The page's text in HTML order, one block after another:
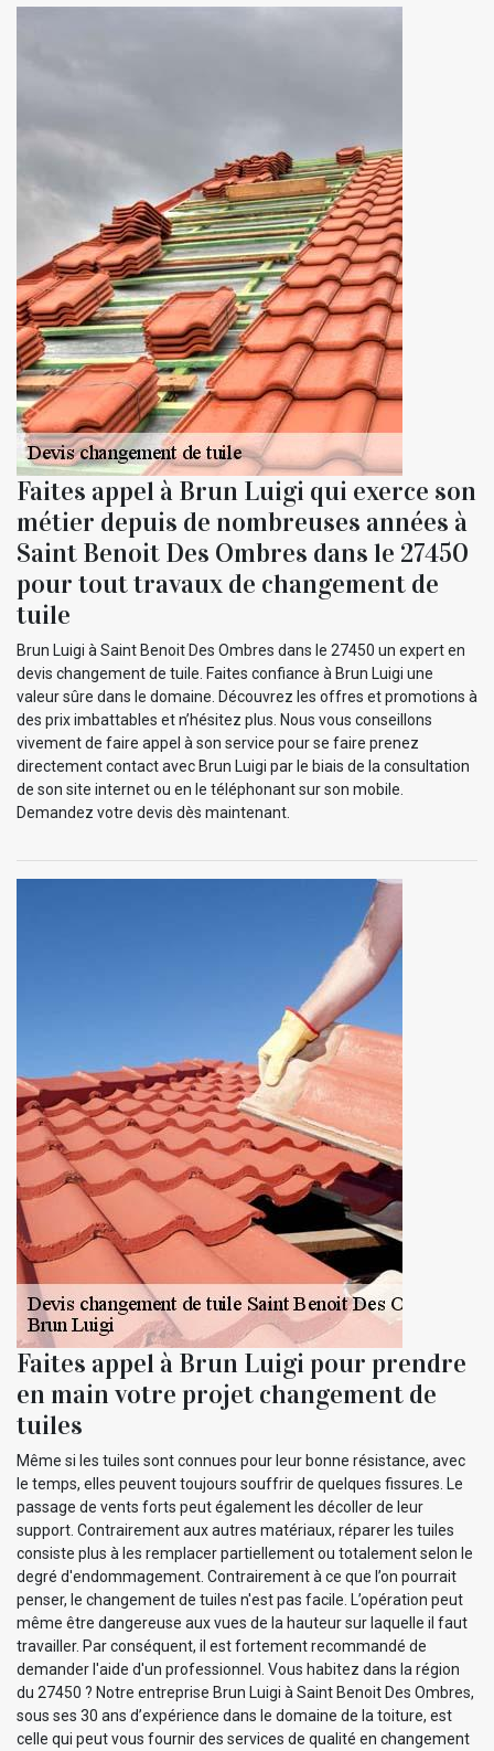
Faites appel à Brun Luigi qui exerce son
métier depuis de nombreuses années à
Saint Benoit Des Ombres dans le 27450
pour tout travaux de changement de
tuile
Brun Luigi à Saint Benoit Des Ombres dans le 27450 un expert en
devis changement de tuile. Faites confiance à Brun Luigi une
valeur sûre dans le domaine. Découvrez les offres et promotions à
des prix imbattables et n’hésitez plus. Nous vous conseillons
vivement de faire appel à son service pour se faire prenez
directement contact avec Brun Luigi par le biais de la consultation
de son site internet ou en le téléphonant sur son mobile.
Demandez votre devis dès maintenant.
Faites appel à Brun Luigi pour prendre
en main votre projet changement de
tuiles
Même si les tuiles sont connues pour leur bonne résistance, avec
le temps, elles peuvent toujours souffrir de quelques fissures. Le
passage de vents forts peut également les décoller de leur
support. Contrairement aux autres matériaux, réparer les tuiles
consiste plus à les remplacer partiellement ou totalement selon le
degré d'endommagement. Contrairement à ce que l’on pourrait
penser, le changement de tuiles n'est pas facile. L’opération peut
même être dangereuse aux vues de la hauteur sur laquelle il faut
travailler. Par conséquent, il est fortement recommandé de
demander l'aide d'un professionnel. Vous habitez dans la région
du 27450 ? Notre entreprise Brun Luigi à Saint Benoit Des Ombres,
sous ses 30 ans d’expérience dans le domaine de la toiture, est
celle qui peut vous fournir des services de qualité en changement